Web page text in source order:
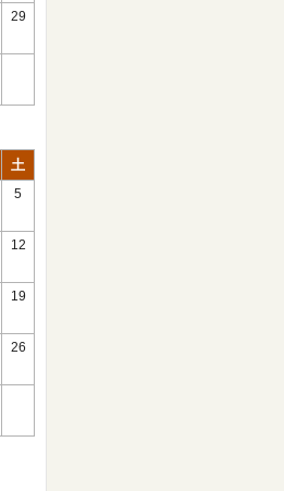
29
土
5
12
19
26